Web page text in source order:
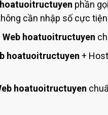
phần
cần nhập số cực
Web hoatuoitructuyen
hoatuoitructuyen +
hoatuoitructuyen